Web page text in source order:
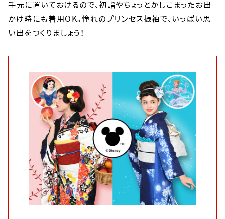
手元に置いておけるので、初詣やちょっとかしこまったお出
かけ時にも着用OK。憧れのプリンセス振袖で、いっぱい思
い出をつくりましょう！